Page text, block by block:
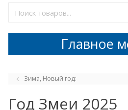
Главное
Зима, Новый год:
Год Змеи 2025